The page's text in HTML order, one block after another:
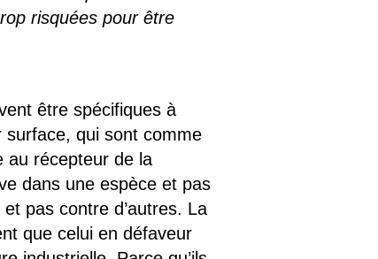
risquées pour être
être spécifiques à
surface, qui sont comme
au récepteur de la
dans une espèce et pas
pas contre d’autres. La
que celui en défaveur